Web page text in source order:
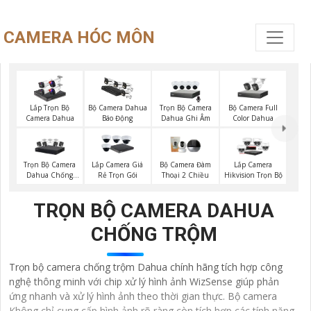
CAMERA HÓC MÔN
Lắp Trọn Bộ
Camera Dahua
Bộ Camera Dahua
Báo Động
Trọn Bộ Camera
Dahua Ghi Âm
Bộ Camera Full
Color Dahua
Trọn Bộ Camera
Dahua Chống
Lắp Camera Giá
Rẻ Trọn Gói
Bộ Camera Đàm
Thoại 2 Chiều
Lắp Camera
Hikvision Trọn Bộ
TRỌN BỘ CAMERA DAHUA
CHỐNG TRỘM
Trọn bộ camera chống trộm Dahua chính hãng tích hợp công
nghệ thông minh với chip xử lý hình ảnh WizSense giúp phản
ứng nhanh và xử lý hình ảnh theo thời gian thực. Bộ camera